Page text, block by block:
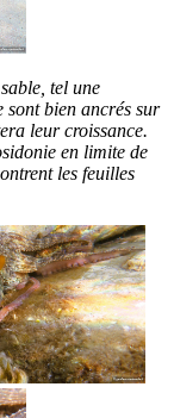
tel une
sont bien ancrés sur
leur croissance.
en limite de
les feuilles